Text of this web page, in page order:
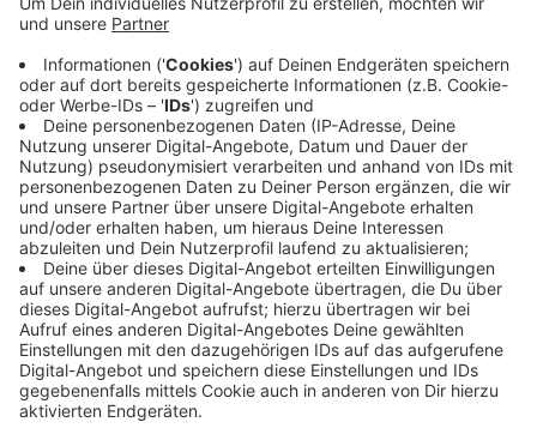
Timberlake erst einmal Feiertagsstimmung entfachen
Song mit seiner alten Boyband *NSYNC, der "Paradise"
heißt. Generell sagen Kritiker und Experten, dass er mit
diesem Album zu seinen Anfangszeiten musikalisch
zurückkehren will und möchte. Eine der Lead-Singles
beispielsweise - "Selfish" - ist eine sanfte R&B-
Ballade, die Timberlake gut zu verkörpern scheint.
Mit 43 Jahren ist er nun wieder vollends zurück. Einige
Jahre blieb es ja wirklich ruhig um den Jungen aus
Memphis, Tennessee. Neues Album, bald folgt eine
Welttournee - auch mit Stops in Deutschland - und
viel mehr Auftritte in der Öffentlichkeit. Wird das
Album die Charts rocken? Gut möglich.